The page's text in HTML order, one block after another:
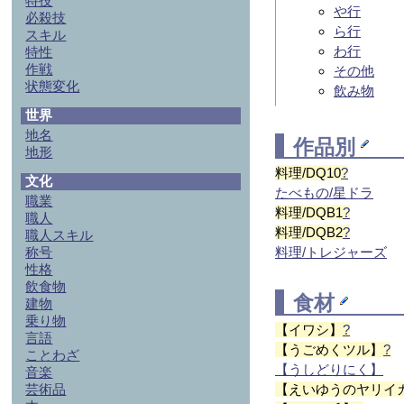
や行
ら行
わ行
その他
飲み物
作品別
料理/DQ10?
たべもの/星ドラ
料理/DQB1?
料理/DQB2?
料理/トレジャーズ
食材
【イワシ】?
【うごめくツル】?
【うしどりにく】
【えいゆうのヤリイ
必殺技
スキル
特性
作戦
状態変化
世界
地名
地形
文化
職業
職人
職人スキル
称号
性格
飲食物
建物
乗り物
言語
ことわざ
音楽
芸術品